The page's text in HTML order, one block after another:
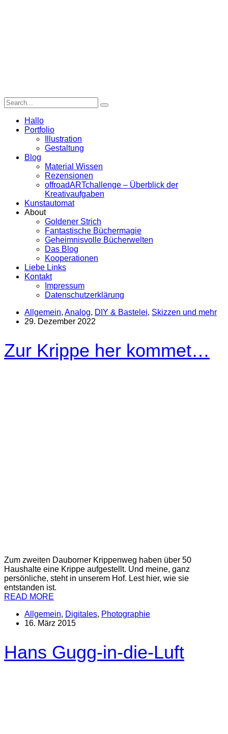
Hallo
Portfolio
Illustration
Gestaltung
Blog
Material Wissen
Rezensionen
offroadARTchallenge – Überblick der
Kreativaufgaben
Kunstautomat
About
Goldener Strich
Fantastische Büchermagie
Geheimnisvolle Bücherwelten
Das Blog
Kooperationen
Liebe Links
Kontakt
Impressum
Datenschutzerklärung
Allgemein, Analog, DIY & Bastelei, Skizzen und mehr
29. Dezember 2022
Zur Krippe her kommet…
Zum zweiten Dauborner Krippenweg haben über 50
Haushalte eine Krippe aufgestellt. Und meine, ganz
persönliche, steht in unserem Hof. Lest hier, wie sie
entstanden ist.
READ MORE
Allgemein, Digitales, Photographie
16. März 2015
Hans Gugg-in-die-Luft